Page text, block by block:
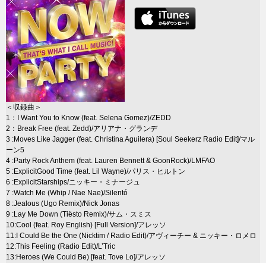
＜収録曲＞
1：I Want You to Know (feat. Selena Gomez)/ZEDD
2：Break Free (feat. Zedd)/アリアナ・グランデ
3 :Moves Like Jagger (feat. Christina Aguilera) [Soul Seekerz Radio Edit]/マル
ーン5
4 :Party Rock Anthem (feat. Lauren Bennett & GoonRock)/LMFAO
5 :ExplicitGood Time (feat. Lil Wayne)/パリス・ヒルトン
6 :ExplicitStarships/ニッキー・ミナージュ
7 :Watch Me (Whip / Nae Nae)/Silentó
8 :Jealous (Ugo Remix)/Nick Jonas
9 :Lay Me Down (Tiësto Remix)/サム・スミス
10:Cool (feat. Roy English) [Full Version]/アレッソ
11:I Could Be the One (Nicktim / Radio Edit)/アヴィーチー & ニッキー・ロメロ
12:This Feeling (Radio Edit)/L’Tric
13:Heroes (We Could Be) [feat. Tove Lo]/アレッソ